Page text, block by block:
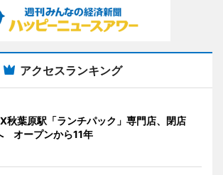
アクセスランキング
秋葉原駅「ランチパック」専門店、閉店
オープンから11年